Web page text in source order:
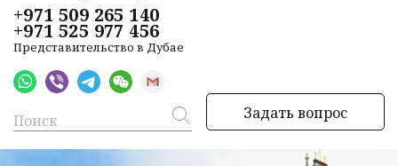
+971 509 265 140
+971 525 977 456
Представительство в Дубае
Задать вопрос